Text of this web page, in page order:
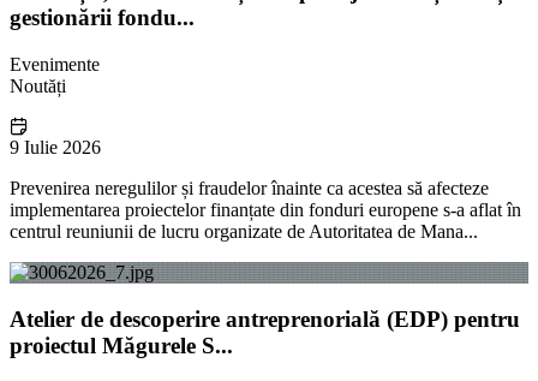
gestionării fondu...
Evenimente
Noutăți
9 Iulie 2026
Prevenirea neregulilor și fraudelor înainte ca acestea să afecteze
implementarea proiectelor finanțate din fonduri europene s-a aflat în
centrul reuniunii de lucru organizate de Autoritatea de Mana...
Atelier de descoperire antreprenorială (EDP) pentru
proiectul Măgurele S...